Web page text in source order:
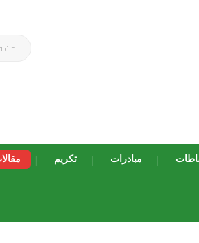
مبادرات تكريم